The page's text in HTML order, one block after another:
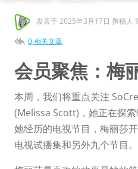
发表于2025年3月17日 撰稿人
0 相关文章
会员聚焦：梅
本周，我们将重点关注
(Melissa Scott)，她正在探
她经历的电视节目，梅丽莎
电视试播集和另外九个节目。